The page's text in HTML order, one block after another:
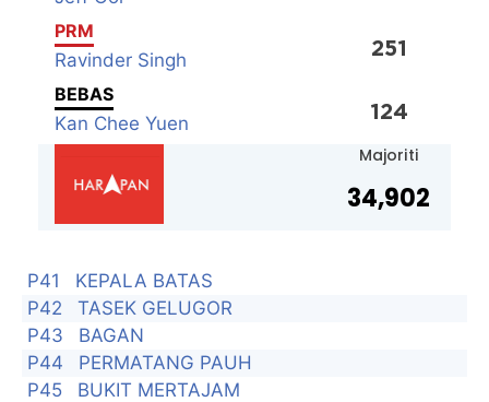
P41
KEPALA BATAS
P42
TASEK GELUGOR
P43
BAGAN
P44
PERMATANG PAUH
P45
BUKIT MERTAJAM
PRM
Ravinder Singh
251
BEBAS
Kan Chee Yuen
124
Majoriti
34,902